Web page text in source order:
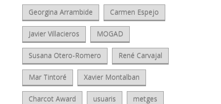
Georgina Arrambide Carmen Espejo
Javier Villacieros MOGAD
Susana Otero-Romero René Carvajal
Mar Tintoré Xavier Montalban
Charcot Award usuaris metges